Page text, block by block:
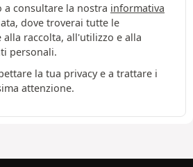
consultare la nostra informativa
dove troverai tutte le
raccolta, all'utilizzo e alla
personali.
la tua privacy e a trattare i
attenzione.